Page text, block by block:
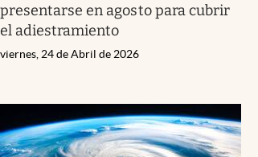
presentarse en agosto para cubrir
el adiestramiento
viernes, 24 de Abril de 2026